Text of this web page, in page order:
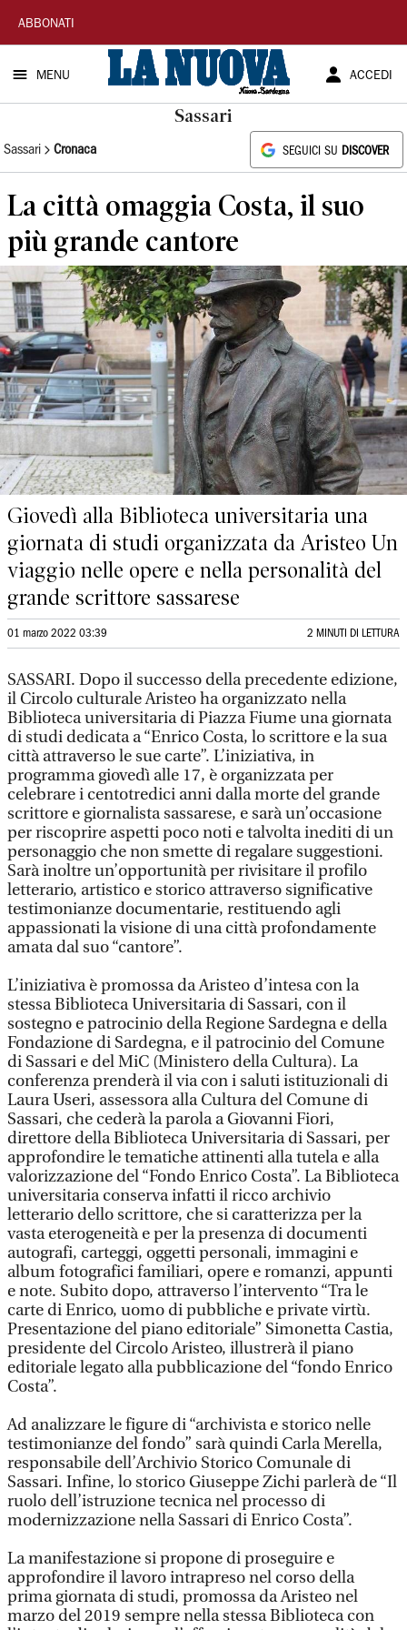
La
Nuova
Sardegna
ABBONATI
MENU ACCEDI
Sassari
Sassari Cronaca SEGUICI SU DISCOVER
La città omaggia Costa, il suo
più grande cantore
Giovedì alla Biblioteca universitaria una
giornata di studi organizzata da Aristeo Un
viaggio nelle opere e nella personalità del
grande scrittore sassarese
01 marzo 2022 03:39 2 MINUTI DI LETTURA
SASSARI. Dopo il successo della precedente edizione,
il Circolo culturale Aristeo ha organizzato nella
Biblioteca universitaria di Piazza Fiume una giornata
di studi dedicata a “Enrico Costa, lo scrittore e la sua
città attraverso le sue carte”. L’iniziativa, in
programma giovedì alle 17, è organizzata per
celebrare i centotredici anni dalla morte del grande
scrittore e giornalista sassarese, e sarà un’occasione
per riscoprire aspetti poco noti e talvolta inediti di un
personaggio che non smette di regalare suggestioni.
Sarà inoltre un’opportunità per rivisitare il profilo
letterario, artistico e storico attraverso significative
testimonianze documentarie, restituendo agli
appassionati la visione di una città profondamente
amata dal suo “cantore”.
L’iniziativa è promossa da Aristeo d’intesa con la
stessa Biblioteca Universitaria di Sassari, con il
sostegno e patrocinio della Regione Sardegna e della
Fondazione di Sardegna, e il patrocinio del Comune
di Sassari e del MiC (Ministero della Cultura). La
conferenza prenderà il via con i saluti istituzionali di
Laura Useri, assessora alla Cultura del Comune di
Sassari, che cederà la parola a Giovanni Fiori,
direttore della Biblioteca Universitaria di Sassari, per
approfondire le tematiche attinenti alla tutela e alla
valorizzazione del “Fondo Enrico Costa”. La Biblioteca
universitaria conserva infatti il ricco archivio
letterario dello scrittore, che si caratterizza per la
vasta eterogeneità e per la presenza di documenti
autografi, carteggi, oggetti personali, immagini e
album fotografici familiari, opere e romanzi, appunti
e note. Subito dopo, attraverso l’intervento “Tra le
carte di Enrico, uomo di pubbliche e private virtù.
Presentazione del piano editoriale” Simonetta Castia,
presidente del Circolo Aristeo, illustrerà il piano
editoriale legato alla pubblicazione del “fondo Enrico
Costa”.
Ad analizzare le figure di “archivista e storico nelle
testimonianze del fondo” sarà quindi Carla Merella,
responsabile dell’Archivio Storico Comunale di
Sassari. Infine, lo storico Giuseppe Zichi parlerà de “Il
ruolo dell’istruzione tecnica nel processo di
modernizzazione nella Sassari di Enrico Costa”.
La manifestazione si propone di proseguire e
approfondire il lavoro intrapreso nel corso della
prima giornata di studi, promossa da Aristeo nel
marzo del 2019 sempre nella stessa Biblioteca con